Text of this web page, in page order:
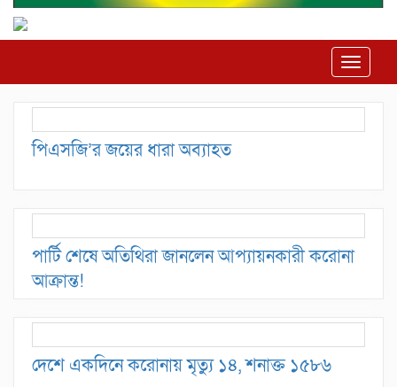
Toggle
পিএসজি’র জয়ের ধারা অব্যাহত
পার্টি শেষে অতিথিরা জানলেন আপ্যায়নকারী করোনা
আক্রান্ত!
দেশে একদিনে করোনায় মৃত্যু ১৪, শনাক্ত ১৫৮৬